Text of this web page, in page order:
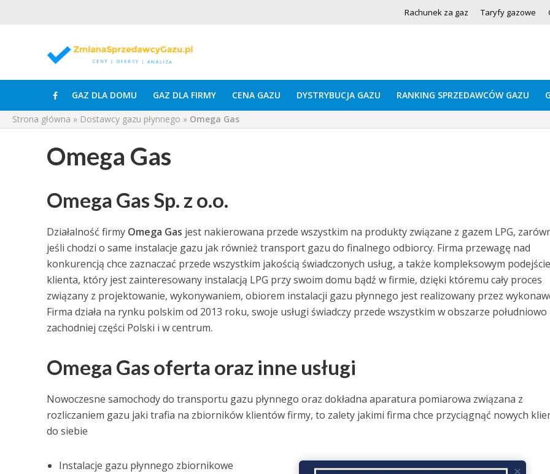
Rachunek za gaz Taryfy gazowe
GAZ DLA DOMU GAZ DLA FIRMY CENA GAZU DYSTRYBUCJA GAZU RANKING SPRZEDAWCÓW GAZU
Strona główna » Dostawcy gazu płynnego » Omega Gas
Omega Gas
Omega Gas Sp. z o.o.
Działalność firmy Omega Gas jest nakierowana przede wszystkim na produkty związane z gazem LPG,
jeśli chodzi o same instalacje gazu jak również transport gazu do finalnego odbiorcy. Firma przewagę nad
konkurencją chce zaznaczać przede wszystkim jakością świadczonych usług, a także kompleksowym
klienta, który jest zainteresowany instalacją LPG przy swoim domu bądź w firmie, dzięki któremu cały proces
związany z projektowanie, wykonywaniem, obiorem instalacji gazu płynnego jest realizowany przez
Firma działa na rynku polskim od 2013 roku, swoje usługi świadczy przede wszystkim w obszarze południowo
zachodniej części Polski i w centrum.
Omega Gas oferta oraz inne usługi
Nowoczesne samochody do transportu gazu płynnego oraz dokładna aparatura pomiarowa związana z
rozliczaniem gazu jaki trafia na zbiorników klientów firmy, to zalety jakimi firma chce przyciągnąć nowych
do siebie
Instalacje gazu płynnego zbiornikowe